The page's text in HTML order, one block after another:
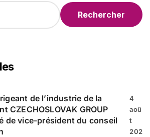
de l’industrie de la
CZECHOSLOVAK GROUP
de vice-président du conseil
4
aoû
t
202